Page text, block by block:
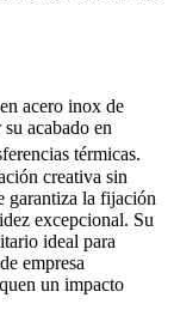
acero inox de
acabado en
térmicas.
creativa sin
garantiza la fijación
excepcional. Su
ideal para
empresa
un impacto